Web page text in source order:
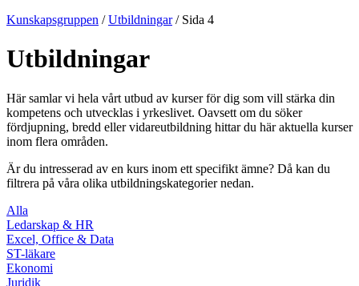
Kunskapsgruppen /Utbildningar/ Sida 4
Utbildningar
Här samlar vi hela vårt utbud av kurser för dig som vill stärka din
kompetens och utvecklas i yrkeslivet. Oavsett om du söker
fördjupning, bredd eller vidareutbildning hittar du här aktuella kurser
inom flera områden.
Är du intresserad av en kurs inom ett specifikt ämne? Då kan du
filtrera på våra olika utbildningskategorier nedan.
Alla
Ledarskap & HR
Excel, Office & Data
ST-läkare
Ekonomi
Juridik